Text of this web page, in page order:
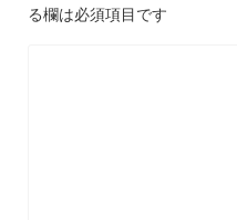
る欄は必須項目です